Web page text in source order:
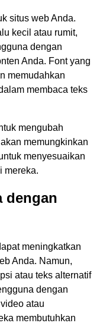
situs web Anda.
kecil atau rumit,
dengan
Anda. Font yang
memudahkan
membaca teks
mengubah
memungkinkan
menyesuaikan
mereka.
dengan
meningkatkan
Anda. Namun,
atau teks alternatif
dengan
atau
membutuhkan